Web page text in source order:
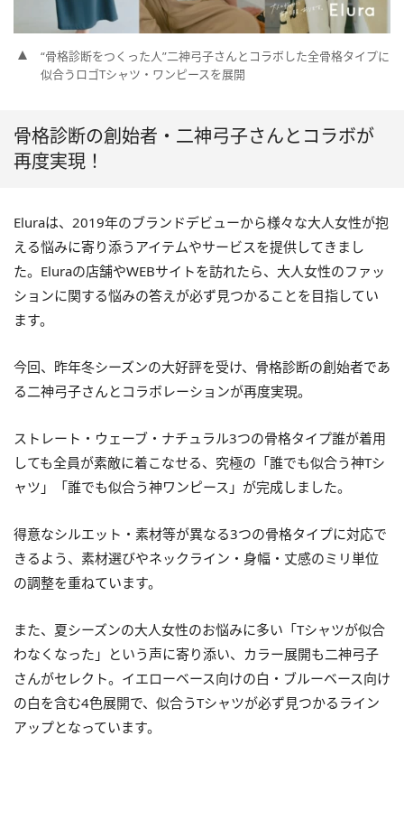
“骨格診断をつくった人”二神弓子さんとコラボした全骨格タイプに
似合うロゴTシャツ・ワンピースを展開
骨格診断の創始者・二神弓子さんとコラボが
再度実現！
Eluraは、2019年のブランドデビューから様々な大人女性が抱
える悩みに寄り添うアイテムやサービスを提供してきまし
た。Eluraの店舗やWEBサイトを訪れたら、大人女性のファッ
ションに関する悩みの答えが必ず見つかることを目指してい
ます。
今回、昨年冬シーズンの大好評を受け、骨格診断の創始者であ
る二神弓子さんとコラボレーションが再度実現。
ストレート・ウェーブ・ナチュラル3つの骨格タイプ誰が着用
しても全員が素敵に着こなせる、究極の「誰でも似合う神Tシ
ャツ」「誰でも似合う神ワンピース」が完成しました。
得意なシルエット・素材等が異なる3つの骨格タイプに対応で
きるよう、素材選びやネックライン・身幅・丈感のミリ単位
の調整を重ねています。
また、夏シーズンの大人女性のお悩みに多い「Tシャツが似合
わなくなった」という声に寄り添い、カラー展開も二神弓子
さんがセレクト。イエローベース向けの白・ブルーベース向け
の白を含む4色展開で、似合うTシャツが必ず見つかるライン
アップとなっています。